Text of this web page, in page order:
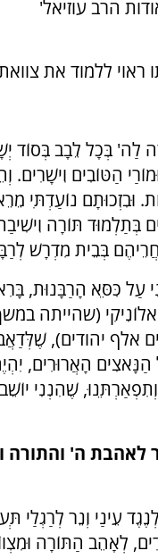
הרב עוזיאל'
ללמוד את
לַה' בְּכָל לֵבָב בְּסוֹד
וּמוֹרַי הַטּוֹבִים
וּבִזְכוּתָם נוֹעַדְתִּי
בְּתַלְמוּד תּוֹרָה
בְּבֵית מִדְרָשׁ
עַל כִּסֵּא הָרַבָּנוּת,
(שהייתה
אלף יהודים),
הָאֲרוּרִים,
וְתִפְאַרְתֵּנוּ, שֶׁהִנְנִי
לאהבת ה'
עֵינַי וְנֵר לְרַגְלַי
לְאָהֵב הַתּוֹרָה